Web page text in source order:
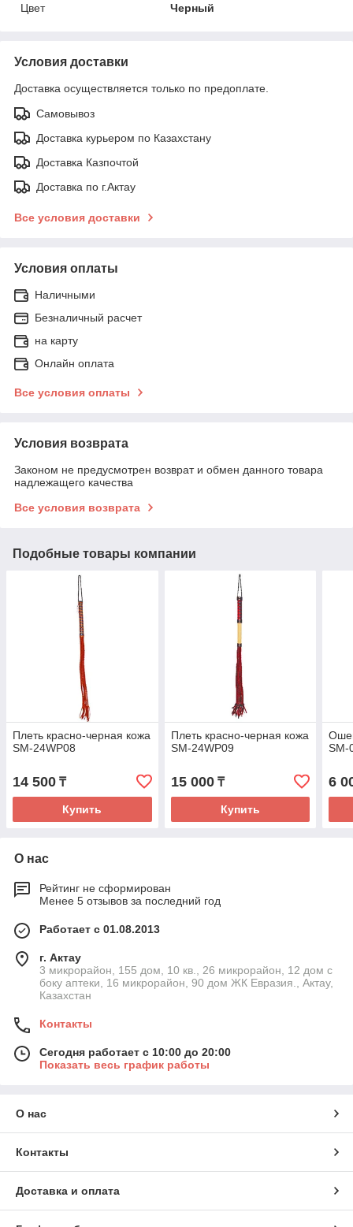
Цвет
Черный
Условия доставки
Доставка осуществляется только по предоплате.
Самовывоз
Доставка курьером по Казахстану
Доставка Казпочтой
Доставка по г.Актау
Все условия доставки
Условия оплаты
Наличными
Безналичный расчет
на карту
Онлайн оплата
Все условия оплаты
Условия возврата
Законом не предусмотрен возврат и обмен данного товара
надлежащего качества
Все условия возврата
Подобные товары компании
Плеть красно-черная кожа
SM-24WP08
14 500 ₸
Купить
Плеть красно-черная кожа
SM-24WP09
15 000₸
Купить
SM-
6
О нас
Рейтинг не сформирован
Менее 5 отзывов за последний год
Работает с 01.08.2013
г. Актау
3 микрорайон, 155 дом, 10 кв., 26 микрорайон, 12 дом с
боку аптеки, 16 микрорайон, 90 дом ЖК Евразия., Актау,
Казахстан
Контакты
Сегодня работает с 10:00 до 20:00
Показать весь график работы
О нас
Контакты
Доставка и оплата